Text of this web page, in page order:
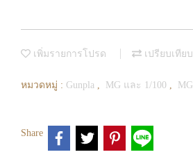
เพิ่มรายการโปรด เปรียบเทียบ
หมวดหมู่ : Gunpla , MG และ 1/100 , MG
Share